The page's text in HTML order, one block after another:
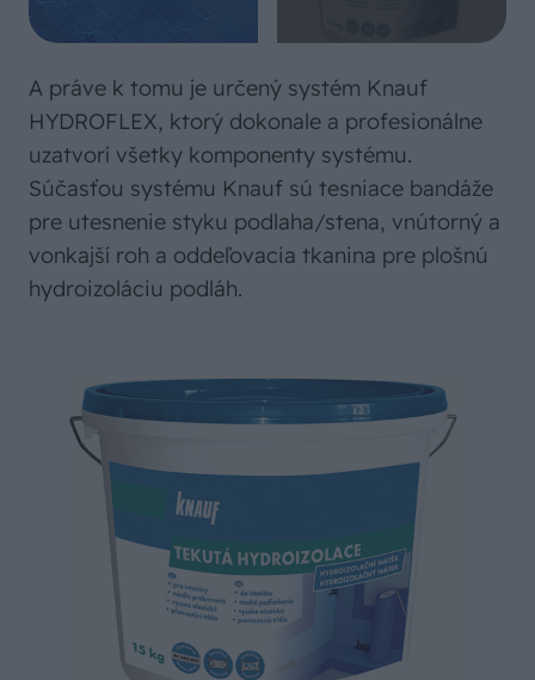
A práve k tomu je určený systém Knauf
HYDROFLEX, ktorý dokonale a profesionálne
uzatvorí všetky komponenty systému.
Súčasťou systému Knauf sú tesniace bandáže
pre utesnenie styku podlaha/stena, vnútorný a
vonkajší roh a oddeľovacia tkanina pre plošnú
hydroizoláciu podláh.